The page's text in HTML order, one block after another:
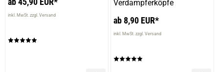
inkl. MwSt. zzgl. Versand
Verdampferköpfe
ab 8,90 EUR*
inkl. MwSt. zzgl. Versand